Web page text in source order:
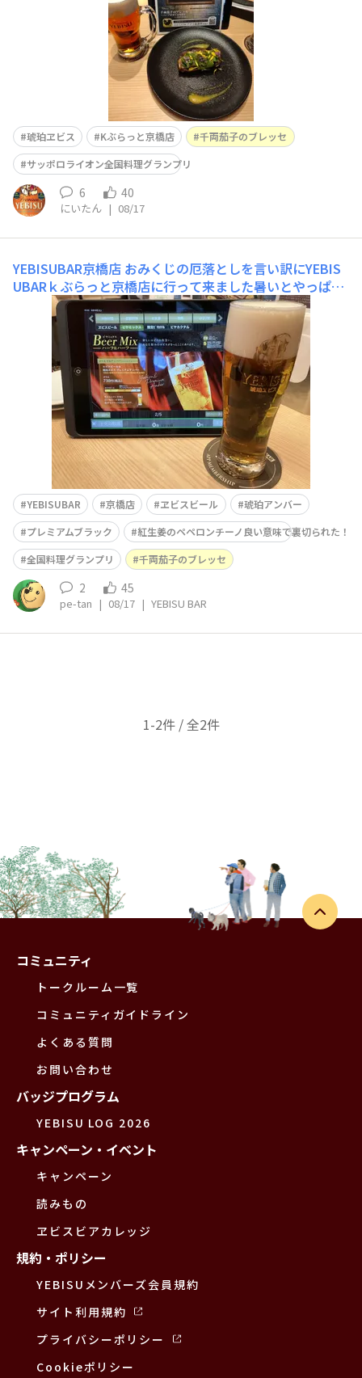
琥珀ヱビス Kぶらっと京橋店
千両茄子のブレッセ
サッポロライオン全国料理グランプリ
6 40
にいたん | 08/17
YEBISUBAR京橋店 おみくじの厄落としを言い訳にYEBIS
UBARｋぶらっと京橋店に行って来ました暑いとやっぱり
ビール🍺美味しいですね♬入店すると年配の男性に店長が
捕まっててお話相手にされ大変そうで、、、同情します。
久々に接客業の大変さを思い出しました😅 ウェルカムビ
アのゴールド＆アンバーを飲みほしてLINE
YEBISUBAR 京橋店 ヱビスビール
琥珀アンバー
プレミアムブラック
紅生姜のペペロンチーノ良い意味で裏切られた！
全国料理グランプリ
千両茄子のブレッセ
2 45
pe-tan | 08/17 | YEBISU BAR
1-2件 / 全2件
コミュニティ
トークルーム一覧
コミュニティガイドライン
よくある質問
お問い合わせ
バッジプログラム
YEBISU LOG 2026
キャンペーン・イベント
キャンペーン
読みもの
ヱビスビアカレッジ
規約・ポリシー
YEBISUメンバーズ会員規約
サイト利用規約
プライバシーポリシー
Cookieポリシー